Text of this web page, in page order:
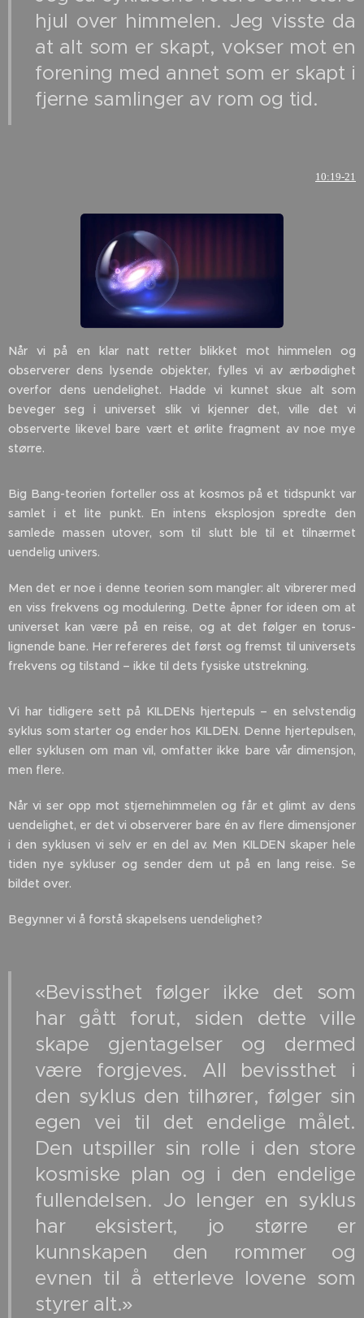
hjul over himmelen. Jeg visste da
at alt som er skapt, vokser mot en
forening med annet som er skapt i
fjerne samlinger av rom og tid.
10:19-21
Når vi på en klar natt retter blikket mot himmelen og
observerer dens lysende objekter, fylles vi av ærbødighet
overfor dens uendelighet. Hadde vi kunnet skue alt som
beveger seg i universet slik vi kjenner det, ville det vi
observerte likevel bare vært et ørlite fragment av noe mye
større.
Big Bang-teorien forteller oss at kosmos på et tidspunkt var
samlet i et lite punkt. En intens eksplosjon spredte den
samlede massen utover, som til slutt ble til et tilnærmet
uendelig univers.
Men det er noe i denne teorien som mangler: alt vibrerer med
en viss frekvens og modulering. Dette åpner for ideen om at
universet kan være på en reise, og at det følger en torus-
lignende bane. Her refereres det først og fremst til universets
frekvens og tilstand – ikke til dets fysiske utstrekning.
Vi har tidligere sett på KILDENs hjertepuls – en selvstendig
syklus som starter og ender hos KILDEN. Denne hjertepulsen,
eller syklusen om man vil, omfatter ikke bare vår dimensjon,
men flere.
Når vi ser opp mot stjernehimmelen og får et glimt av dens
uendelighet, er det vi observerer bare én av flere dimensjoner
i den syklusen vi selv er en del av. Men KILDEN skaper hele
tiden nye sykluser og sender dem ut på en lang reise. Se
bildet over.
Begynner vi å forstå skapelsens uendelighet?
«Bevissthet følger ikke det som
har gått forut, siden dette ville
skape gjentagelser og dermed
være forgjeves. All bevissthet i
den syklus den tilhører, følger sin
egen vei til det endelige målet.
Den utspiller sin rolle i den store
kosmiske plan og i den endelige
fullendelsen. Jo lenger en syklus
har eksistert, jo større er
kunnskapen den rommer og
evnen til å etterleve lovene som
styrer alt.»